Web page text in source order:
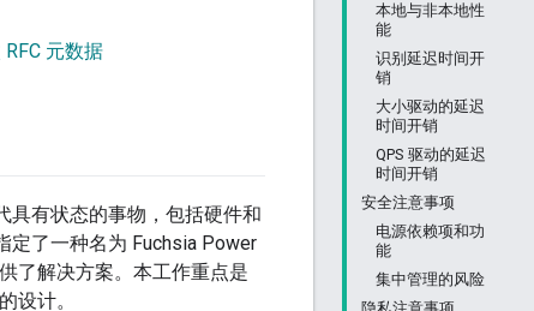
本地与非本地性
能
识别延迟时间开
销
大小驱动的延迟
时间开销
QPS 驱动的延迟
时间开销
安全注意事项
电源依赖项和功
能
集中管理的风险
RFC 元数据
具有状态的事物，包括硬件和
定了一种名为 Fuchsia Power
了解决方案。本工作重点是
设计。